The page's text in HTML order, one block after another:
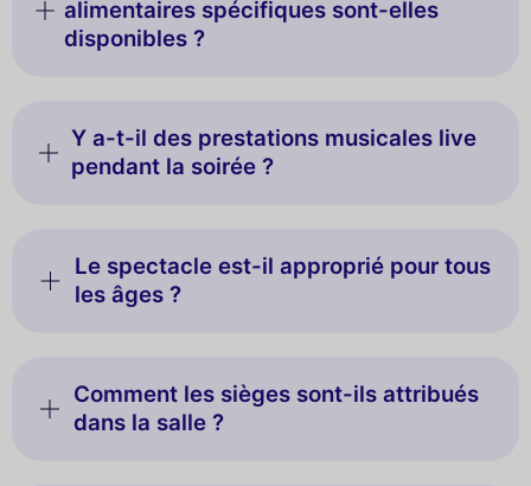
alimentaires spécifiques sont-elles
disponibles ?
Y a-t-il des prestations musicales live
pendant la soirée ?
Le spectacle est-il approprié pour tous
les âges ?
Comment les sièges sont-ils attribués
dans la salle ?